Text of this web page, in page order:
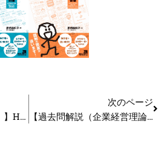
【過去問解説（経済学）】H29 第15問 等費用線
次のページ
【過去問解説（企業経営理論）】H26 第32問 ブランド